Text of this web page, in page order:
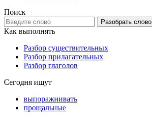
Поиск
Разобрать слово
Как выполнять
Разбор существительных
Разбор прилагательных
Разбор глаголов
Сегодня ищут
выпоражнивать
прощальные